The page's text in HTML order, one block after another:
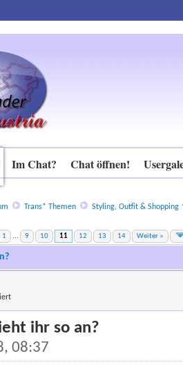
Im Chat? Chat öffnen!
Trans* Themen Styling, Outfit & Shopping
1 ... 9 10 11 12 13 14 Weiter »
ihr so an?
08:37